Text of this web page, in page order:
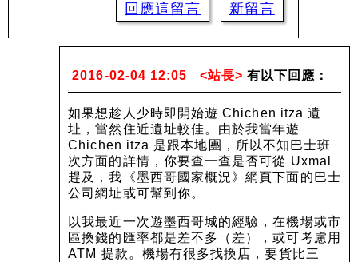
回應這留言 新留言
2016-02-04 12:05 <站長> 有以下回應：
如果想趁人少時即開始遊 Chichen itza 遺
址，當然住近遺址較佳。由於我當年遊
Chichen itza 是跟本地團，所以不知巴士班
次方面的詳情，你要查一查是否可從 Uxmal
趕及，我《墨西哥國家概況》網頁下面的巴士
公司網址或可幫到你。
以我最近一次遊墨西哥城的經驗，在機場或市
區換錢的匯率都是差不多（差），或可考慮用
ATM 提款。機場有很多找換店，要貨比三